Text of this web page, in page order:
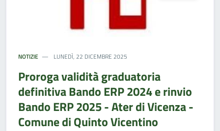
NOTIZIE LUNEDÌ, 22 DICEMBRE 2025
Proroga validità graduatoria
definitiva Bando ERP 2024 e rinvio
Bando ERP 2025 - Ater di Vicenza -
Comune di Quinto Vicentino